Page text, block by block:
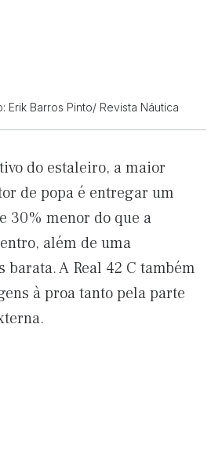
Erik Barros Pinto/ Revista Náutica
do estaleiro, a maior
de popa é entregar um
30% menor do que a
além de uma
barata. A Real 42 C também
à proa tanto pela parte